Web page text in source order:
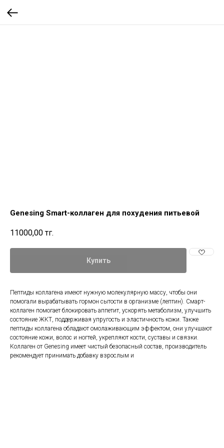
Genesing Smart-коллаген для похудения питьевой
11000,00 тг.
Купить
Пептиды коллагена имеют нужную молекулярную массу, чтобы они
помогали вырабатывать гормон сытости в организме (лептин). Смарт-
коллаген помогает блокировать аппетит, ускорять метаболизм, улучшить
состояние ЖКТ, поддерживая упругость и эластичность кожи. Также
пептиды коллагена обладают омолаживающим эффектом, они улучшают
состояние кожи, волос и ногтей, укрепляют кости, суставы и связки.
Коллаген от Genesing имеет чистый безопасный состав, производитель
рекомендует принимать добавку взрослым и